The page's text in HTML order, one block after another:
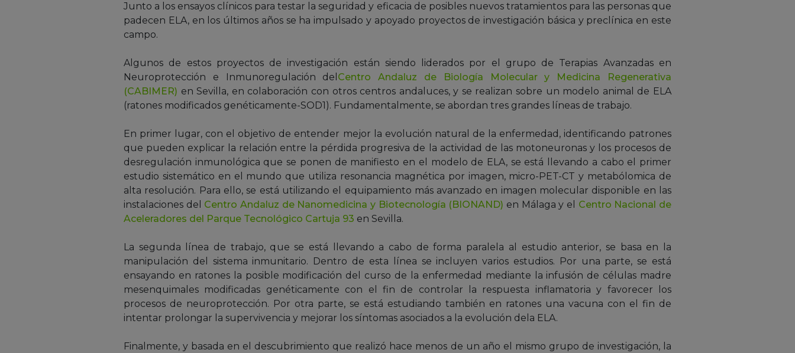
Junto a los ensayos clínicos para testar la seguridad y eficacia de posibles nuevos tratamientos para las personas que
padecen ELA, en los últimos años se ha impulsado y apoyado proyectos de investigación básica y preclínica en este
campo.
Algunos de estos proyectos de investigación están siendo liderados por el grupo de Terapias Avanzadas en
Neuroprotección e Inmunoregulación del Centro Andaluz de Biología Molecular y Medicina Regenerativa
(CABIMER) en Sevilla, en colaboración con otros centros andaluces, y se realizan sobre un modelo animal de ELA
(ratones modificados genéticamente-SOD1). Fundamentalmente, se abordan tres grandes líneas de trabajo.
En primer lugar, con el objetivo de entender mejor la evolución natural de la enfermedad, identificando patrones
que pueden explicar la relación entre la pérdida progresiva de la actividad de las motoneuronas y los procesos de
desregulación inmunológica que se ponen de manifiesto en el modelo de ELA, se está llevando a cabo el primer
estudio sistemático en el mundo que utiliza resonancia magnética por imagen, micro-PET-CT y metabólomica de
alta resolución. Para ello, se está utilizando el equipamiento más avanzado en imagen molecular disponible en las
instalaciones del Centro Andaluz de Nanomedicina y Biotecnología (BIONAND) en Málaga y el Centro Nacional de
Aceleradores del Parque Tecnológico Cartuja 93 en Sevilla.
La segunda línea de trabajo, que se está llevando a cabo de forma paralela al estudio anterior, se basa en la
manipulación del sistema inmunitario. Dentro de esta línea se incluyen varios estudios. Por una parte, se está
ensayando en ratones la posible modificación del curso de la enfermedad mediante la infusión de células madre
mesenquimales modificadas genéticamente con el fin de controlar la respuesta inflamatoria y favorecer los
procesos de neuroprotección. Por otra parte, se está estudiando también en ratones una vacuna con el fin de
intentar prolongar la supervivencia y mejorar los síntomas asociados a la evolución dela ELA.
Finalmente, y basada en el descubrimiento que realizó hace menos de un año el mismo grupo de investigación, la